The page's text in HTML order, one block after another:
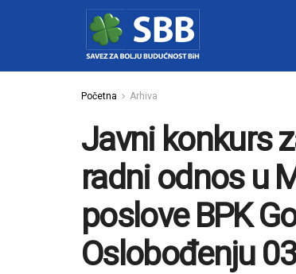
Početna Arhiva
Javni konkurs
radni odnos u
poslove BPK
Oslobođenju